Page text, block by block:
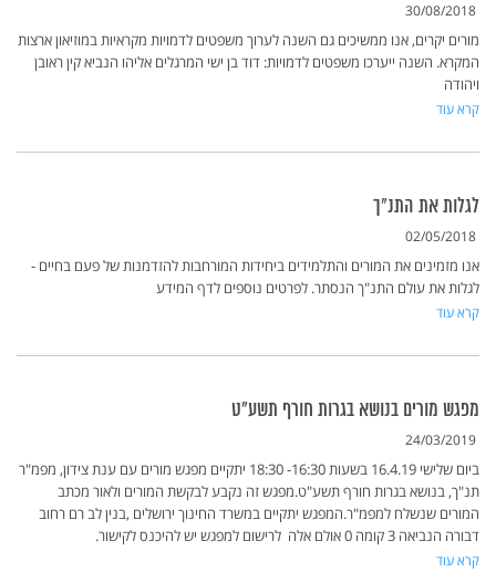
30/08/2018
מורים יקרים, אנו ממשיכים גם השנה לערוך משפטים לדמויות מקראיות במוזיאון ארצות
המקרא. השנה ייערכו משפטים לדמויות: דוד בן ישי המרגלים אליהו הנביא קין ראובן
ויהודה
קרא עוד
לגלות את התנ"ך
02/05/2018
אנו מזמינים את המורים והתלמידים ביחידות המורחבות להזדמנות של פעם בחיים -
לגלות את עולם התנ"ך הנסתר. לפרטים נוספים לדף המידע
קרא עוד
מפגש מורים בנושא בגרות חורף תשע"ט
24/03/2019
ביום שלישי 16.4.19 בשעות 16:30- 18:30 יתקיים מפגש מורים עם ענת צידון, מפמ"ר
תנ"ך, בנושא בגרות חורף תשע"ט.מפגש זה נקבע לבקשת המורים ולאור מכתב
המורים שנשלח למפמ"ר.המפגש יתקיים במשרד החינוך ירושלים ,בנין לב רם רחוב
דבורה הנביאה 3 קומה 0 אולם אלה לרישום למפגש יש להיכנס לקישור.
קרא עוד